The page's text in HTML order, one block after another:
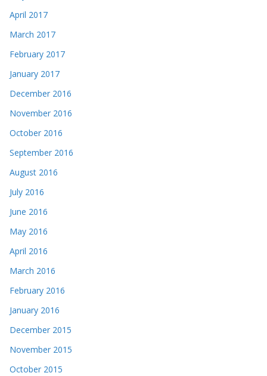
April 2017
March 2017
February 2017
January 2017
December 2016
November 2016
October 2016
September 2016
August 2016
July 2016
June 2016
May 2016
April 2016
March 2016
February 2016
January 2016
December 2015
November 2015
October 2015